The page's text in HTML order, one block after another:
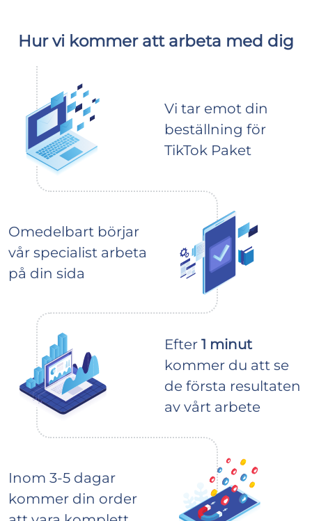
Hur vi kommer att arbeta med dig
Vi tar emot din
beställning för
TikTok Paket
Omedelbart börjar
vår specialist arbeta
på din sida
Efter 1 minut
kommer du att se
de första resultaten
av vårt arbete
Inom 3-5 dagar
kommer din order